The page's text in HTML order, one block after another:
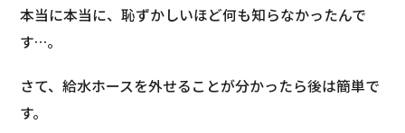
本当に本当に、恥ずかしいほど何も知らなかったんで
す…。
さて、給水ホースを外せることが分かったら後は簡単で
す。